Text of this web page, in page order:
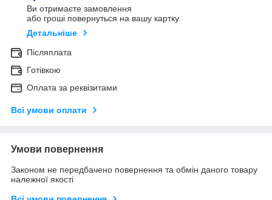
Ви отримаєте замовлення
або гроші повернуться на вашу картку
Детальніше
Післяплата
Готівкою
Оплата за реквізитами
Всі умови оплати
Умови повернення
Законом не передбачено повернення та обмін даного товару
належної якості